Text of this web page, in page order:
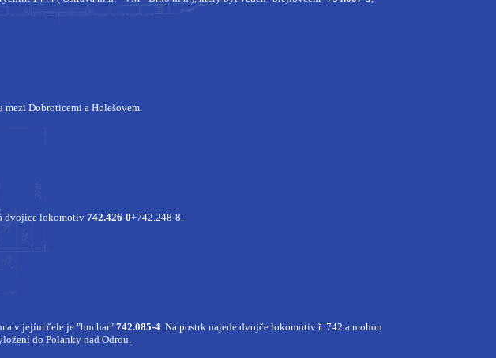
mezi Dobroticemi a Holešovem.
dvojice lokomotiv 742.426-0+742.248-8.
a v jejím čele je "buchar" 742.085-4. Na postrk najede dvojče lokomotiv ř. 742 a mohou
do Polanky nad Odrou.